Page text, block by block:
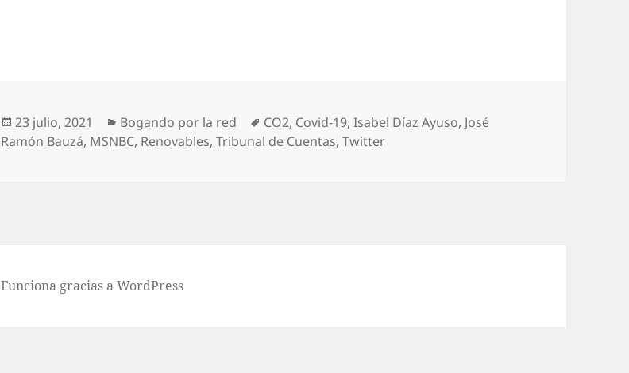
Publicado
el
23 julio, 2021 Categorías
Bogando por la red Etiquetas
CO2, Covid-19,Isabel Díaz Ayuso, José
Ramón Bauzá, MSNBC, Renovables,Tribunal de Cuentas,Twitter
Funciona gracias a WordPress